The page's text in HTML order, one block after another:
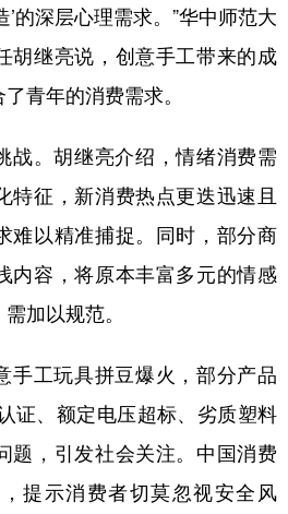
的深层心理需求。”华中师范大
胡继亮说，创意手工带来的成
青年的消费需求。
。胡继亮介绍，情绪消费需
特征，新消费热点更迭迅速且
难以精准捕捉。同时，部分商
内容，将原本丰富多元的情感
加以规范。
工玩具拼豆爆火，部分产品
证、额定电压超标、劣质塑料
题，引发社会关注。中国消费
提示消费者切莫忽视安全风